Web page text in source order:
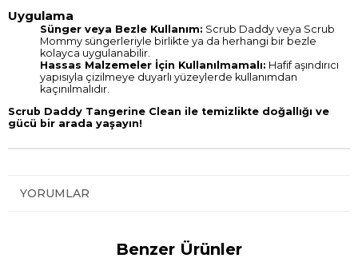
Uygulama
Sünger veya Bezle Kullanım: Scrub Daddy veya Scrub
Mommy süngerleriyle birlikte ya da herhangi bir bezle
kolayca uygulanabilir.
Hassas Malzemeler İçin Kullanılmamalı: Hafif aşındırıcı
yapısıyla çizilmeye duyarlı yüzeylerde kullanımdan
kaçınılmalıdır.
Scrub Daddy Tangerine Clean ile temizlikte doğallığı ve
gücü bir arada yaşayın!
YORUMLAR
Benzer Ürünler